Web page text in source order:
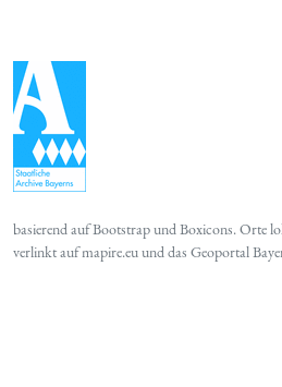
basierend aufBootstrapundBoxicons. Orte
verlinkt aufmapire.euund das Geoportal